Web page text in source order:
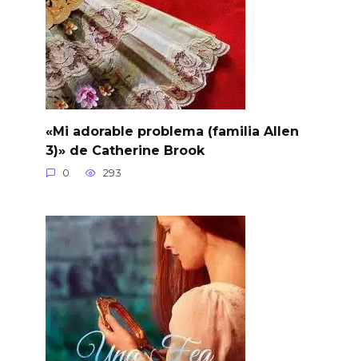
«Mi adorable problema (familia Allen
3)» de Catherine Brook
0 293